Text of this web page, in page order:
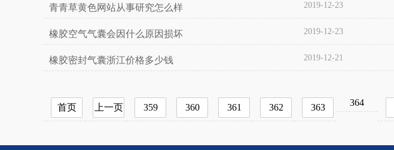
青青草黄色网站从事研究怎么样 2019-12-23
橡胶空气气囊会因什么原因损坏 2019-12-23
橡胶密封气囊浙江价格多少钱 2019-12-21
首页 上一页 359 360 361 362 363 364